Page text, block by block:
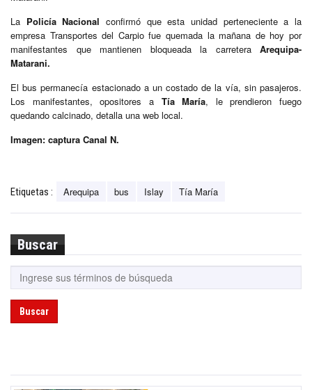
La Policía Nacional confirmó que esta unidad perteneciente a la
empresa Transportes del Carpio fue quemada la mañana de hoy por
manifestantes que mantienen bloqueada la carretera Arequipa-
Matarani.
El bus permanecía estacionado a un costado de la vía, sin pasajeros.
Los manifestantes, opositores a Tía María, le prendieron fuego
quedando calcinado, detalla una web local.
Imagen: captura Canal N.
Etiquetas : Arequipa bus Islay Tía María
Buscar
Buscar